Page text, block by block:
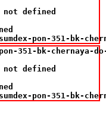
not defined
pon-351-bk-
351-bk-chernaya-do-
not defined
pon-351-bk-